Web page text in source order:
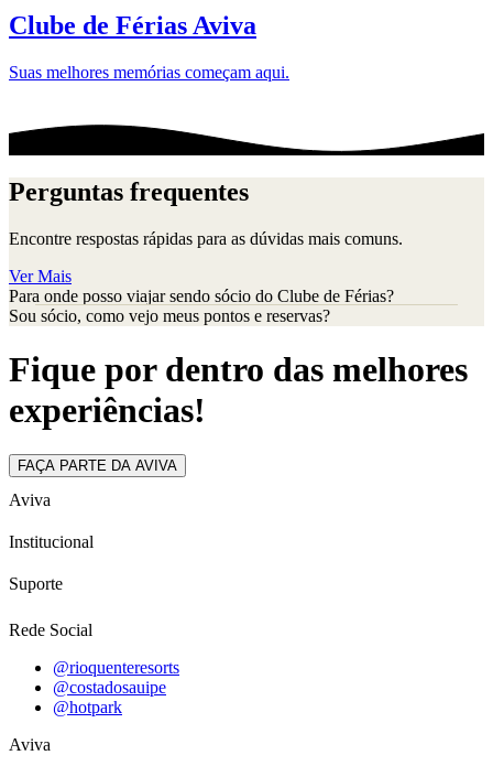
Clube de Férias Aviva
Suas melhores memórias começam aqui.
Perguntas frequentes
Encontre respostas rápidas para as dúvidas mais comuns.
Ver Mais
Para onde posso viajar sendo sócio do Clube de Férias?
Sou sócio, como vejo meus pontos e reservas?
Fique por dentro das melhores
experiências!
FAÇA PARTE DA AVIVA
Aviva
Institucional
Suporte
Rede Social
@rioquenteresorts
@costadosauipe
@hotpark
Aviva